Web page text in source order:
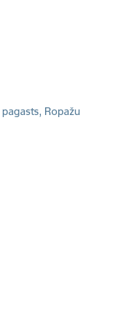
Ropažu